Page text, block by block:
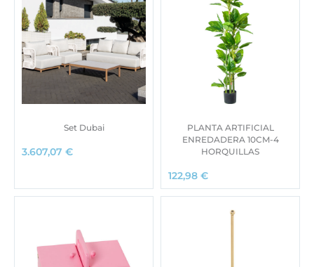
Set Dubai
3.607,07 €
PLANTA ARTIFICIAL
ENREDADERA 10CM-4
HORQUILLAS
122,98 €